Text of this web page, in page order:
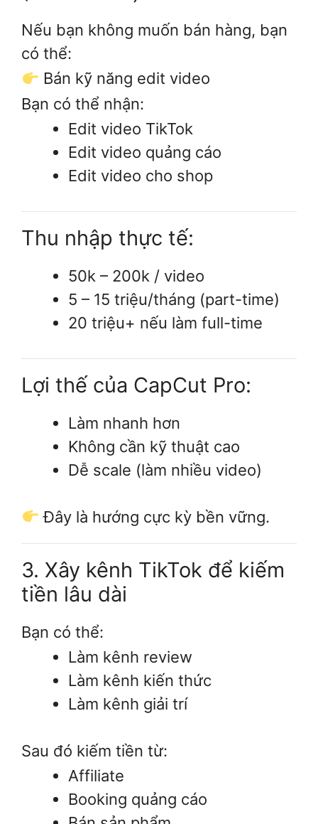
Nếu bạn không muốn bán hàng, bạn
có thể:
Bán kỹ năng edit video
Bạn có thể nhận:
Edit video TikTok
Edit video quảng cáo
Edit video cho shop
Thu nhập thực tế:
50k – 200k / video
5 – 15 triệu/tháng (part-time)
20 triệu+ nếu làm full-time
Lợi thế của CapCut Pro:
Làm nhanh hơn
Không cần kỹ thuật cao
Dễ scale (làm nhiều video)
Đây là hướng cực kỳ bền vững.
3. Xây kênh TikTok để kiếm
tiền lâu dài
Bạn có thể:
Làm kênh review
Làm kênh kiến thức
Làm kênh giải trí
Sau đó kiếm tiền từ:
Affiliate
Booking quảng cáo